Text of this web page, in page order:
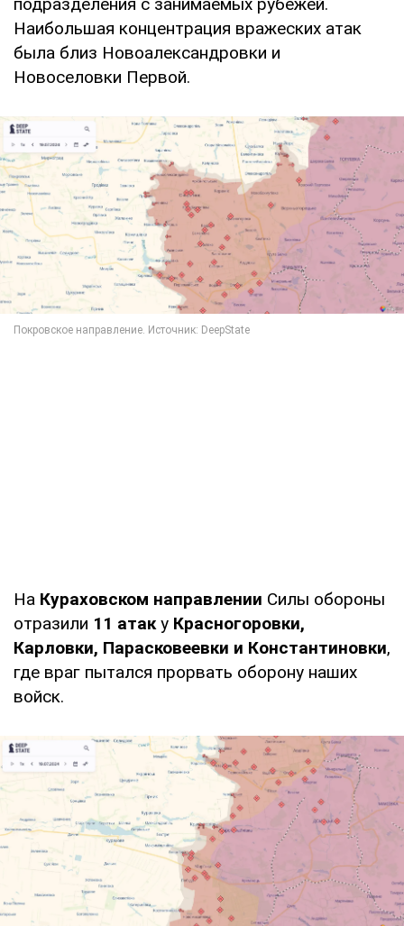
подразделения с занимаемых рубежей.
Наибольшая концентрация вражеских атак
была близ Новоалександровки и
Новоселовки Первой.
На Кураховском направлении Силы обороны
отразили 11 атаку Красногоровки,
Карловки, Парасковеевки и Константиновки,
где враг пытался прорвать оборону наших
войск.